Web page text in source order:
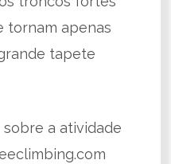
tornam apenas
tapete
a atividade